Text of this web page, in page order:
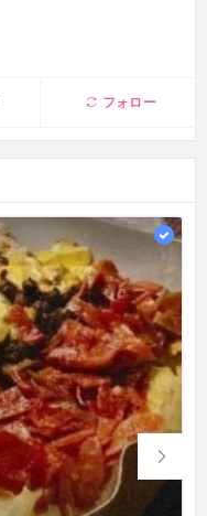
フォロー